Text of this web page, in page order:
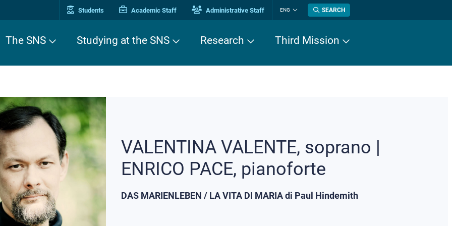
Students Academic Staff Administrative Staff ENG
Change
language
SEARCH
The SNS Studying at the SNS Research Third Mission
VALENTINA VALENTE, soprano |
ENRICO PACE, pianoforte
DAS MARIENLEBEN / LA VITA DI MARIA di Paul Hindemith